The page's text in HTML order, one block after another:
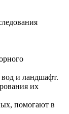
и ландшафт.
их
помогают в